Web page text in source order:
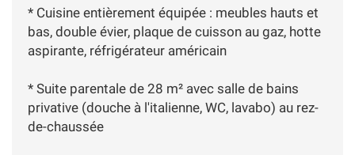
* Cuisine entièrement équipée : meubles hauts et
bas, double évier, plaque de cuisson au gaz, hotte
aspirante, réfrigérateur américain
* Suite parentale de 28 m² avec salle de bains
privative (douche à l'italienne, WC, lavabo) au rez-
de-chaussée